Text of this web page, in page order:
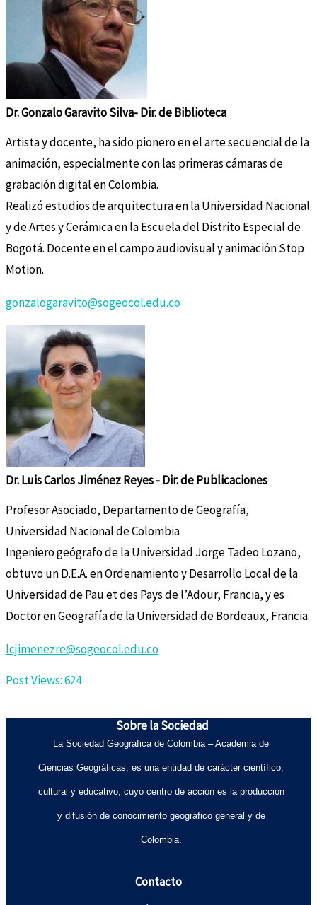
Dr. Gonzalo Garavito Silva- Dir. de Biblioteca
Artista y docente, ha sido pionero en el arte secuencial de la
animación, especialmente con las primeras cámaras de
grabación digital en Colombia.
Realizó estudios de arquitectura en la Universidad Nacional
y de Artes y Cerámica en la Escuela del Distrito Especial de
Bogotá. Docente en el campo audiovisual y animación Stop
Motion.
gonzalogaravito@sogeocol.edu.co
Dr. Luis Carlos Jiménez Reyes - Dir. de Publicaciones
Profesor Asociado, Departamento de Geografía,
Universidad Nacional de Colombia
Ingeniero geógrafo de la Universidad Jorge Tadeo Lozano,
obtuvo un D.E.A. en Ordenamiento y Desarrollo Local de la
Universidad de Pau et des Pays de l’Adour, Francia, y es
Doctor en Geografía de la Universidad de Bordeaux, Francia.
lcjimenezre@sogeocol.edu.co
Post Views:624
Sobre la Sociedad
La Sociedad Geográfica de Colombia – Academia de
Ciencias Geográficas, es una entidad de carácter científico,
cultural y educativo, cuyo centro de acción es la producción
y difusión de conocimiento geográfico general y de
Colombia.
Contacto